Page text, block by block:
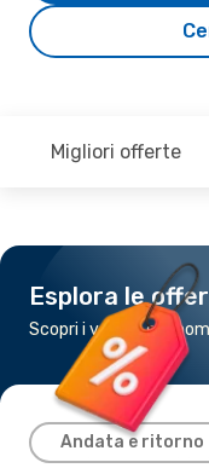
Migliori offerte
Esplora le
Scopri i voli più
Andata e ritorno